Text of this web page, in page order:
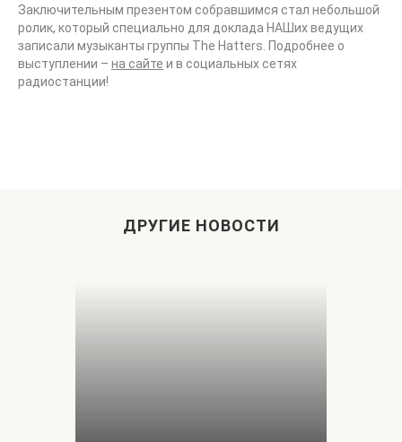
Заключительным презентом собравшимся стал небольшой
ролик, который специально для доклада НАШих ведущих
записали музыканты группы The Hatters. Подробнее о
выступлении – на сайте и в социальных сетях
радиостанции!
ДРУГИЕ НОВОСТИ